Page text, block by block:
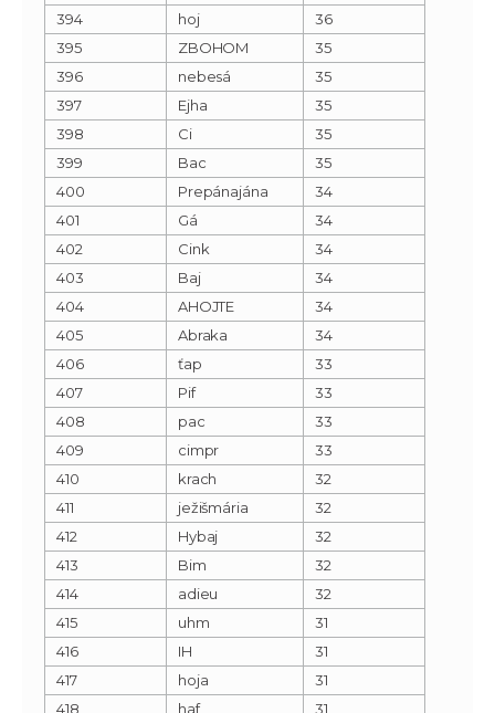
394
hoj
36
395
ZBOHOM
35
396
nebesá
35
397
Ejha
35
398
Ci
35
399
Bac
35
400
Prepánajána
34
401
Gá
34
402
Cink
34
403
Baj
34
404
AHOJTE
34
405
Abraka
34
406
ťap
33
407
Pif
33
408
pac
33
409
cimpr
33
410
krach
32
411
ježišmária
32
412
Hybaj
32
413
Bim
32
414
adieu
32
415
uhm
31
416
IH
31
417
hoja
31
418
haf 31